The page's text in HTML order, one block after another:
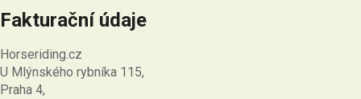
Fakturační údaje
Horseriding.cz
U Mlýnského rybníka 115,
Praha 4,